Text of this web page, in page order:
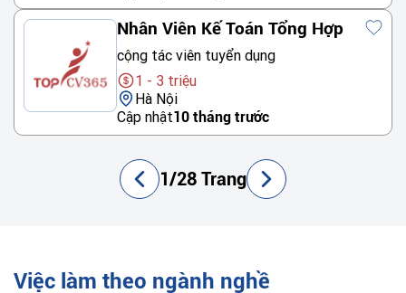
Nhân Viên Kế Toán Tổng Hợp
cộng tác viên tuyển dụng
1 - 3 triệu
Hà Nội
Cập nhật10 tháng trước
1/28 Trang
Việc làm theo ngành nghề